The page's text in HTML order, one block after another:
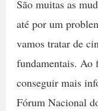
São muitas as
até por um
vamos tratar de
fundamentais. Ao
conseguir mais
Fórum Nacional